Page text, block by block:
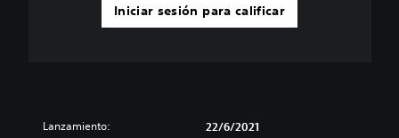
Iniciar sesión para calificar
Lanzamiento: 22/6/2021